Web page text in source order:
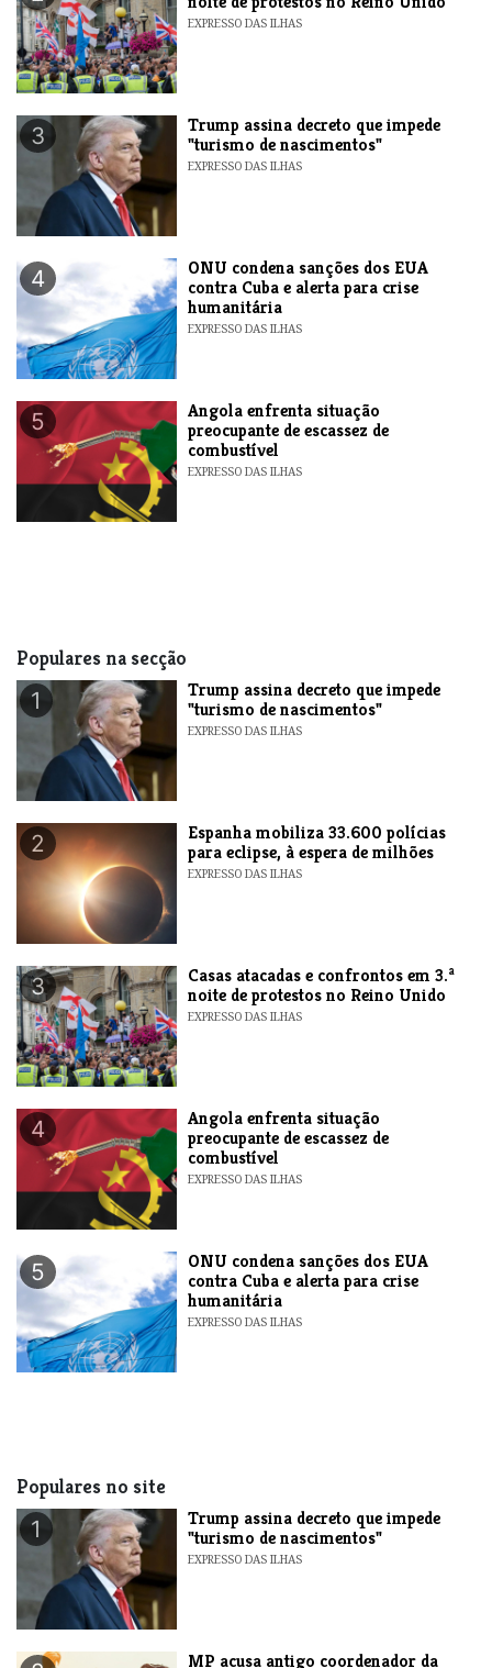
EXPRESSO DAS ILHAS
3
Trump assina decreto que impede
"turismo de nascimentos"
EXPRESSO DAS ILHAS
4
ONU condena sanções dos EUA
contra Cuba e alerta para crise
humanitária
EXPRESSO DAS ILHAS
5
Angola enfrenta situação
preocupante de escassez de
combustível
EXPRESSO DAS ILHAS
Populares na secção
1
Trump assina decreto que impede
"turismo de nascimentos"
EXPRESSO DAS ILHAS
2
Espanha mobiliza 33.600 polícias
para eclipse, à espera de milhões
EXPRESSO DAS ILHAS
3
Casas atacadas e confrontos em 3.ª
noite de protestos no Reino Unido
EXPRESSO DAS ILHAS
4
Angola enfrenta situação
preocupante de escassez de
combustível
EXPRESSO DAS ILHAS
5
ONU condena sanções dos EUA
contra Cuba e alerta para crise
humanitária
EXPRESSO DAS ILHAS
Populares no site
1
Trump assina decreto que impede
"turismo de nascimentos"
EXPRESSO DAS ILHAS
MP acusa antigo coordenador da